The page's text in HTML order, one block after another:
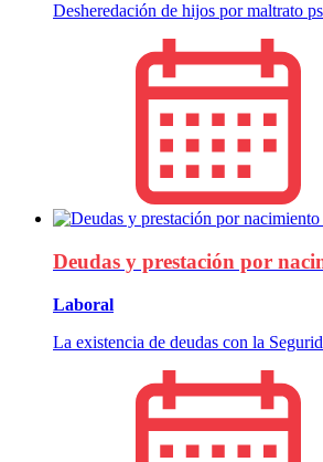
Desheredación de hijos por maltrato
Deudas y prestación por
Laboral
La existencia de deudas con la